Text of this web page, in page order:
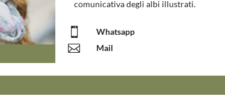
comunicativa degli albi illustrati.
 Whatsapp
 Mail